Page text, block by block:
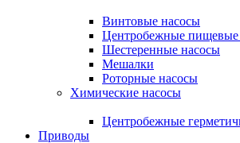
Винтовые насосы
Центробежные пищевые
Шестеренные насосы
Мешалки
Роторные насосы
Химические насосы
Центробежные
Приводы